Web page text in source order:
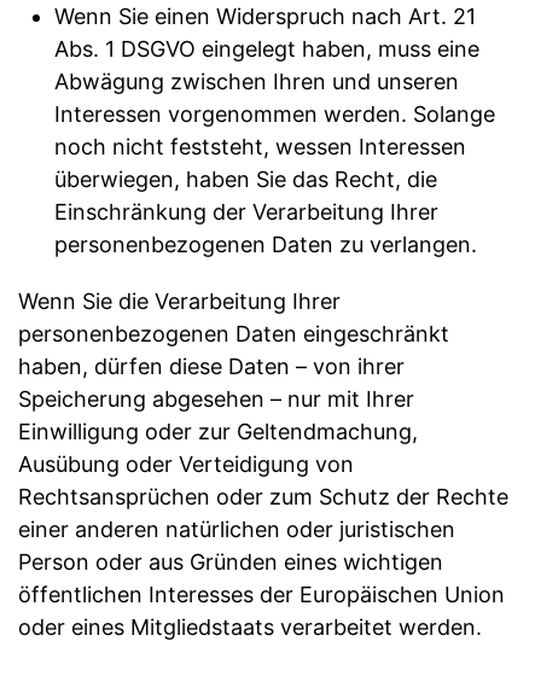
Wenn Sie einen Widerspruch nach Art. 21
Abs. 1 DSGVO eingelegt haben, muss eine
Abwägung zwischen Ihren und unseren
Interessen vorgenommen werden. Solange
noch nicht feststeht, wessen Interessen
überwiegen, haben Sie das Recht, die
Einschränkung der Verarbeitung Ihrer
personenbezogenen Daten zu verlangen.
Wenn Sie die Verarbeitung Ihrer
personenbezogenen Daten eingeschränkt
haben, dürfen diese Daten – von ihrer
Speicherung abgesehen – nur mit Ihrer
Einwilligung oder zur Geltendmachung,
Ausübung oder Verteidigung von
Rechtsansprüchen oder zum Schutz der Rechte
einer anderen natürlichen oder juristischen
Person oder aus Gründen eines wichtigen
öffentlichen Interesses der Europäischen Union
oder eines Mitgliedstaats verarbeitet werden.